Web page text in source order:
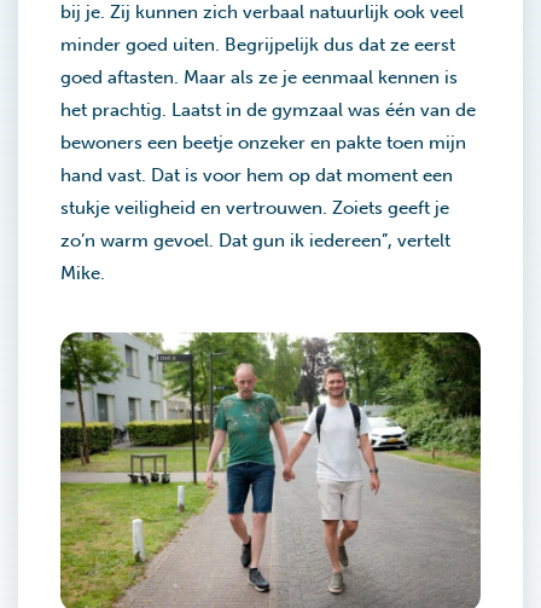
bij je. Zij kunnen zich verbaal natuurlijk ook veel
minder goed uiten. Begrijpelijk dus dat ze eerst
goed aftasten. Maar als ze je eenmaal kennen is
het prachtig. Laatst in de gymzaal was één van de
bewoners een beetje onzeker en pakte toen mijn
hand vast. Dat is voor hem op dat moment een
stukje veiligheid en vertrouwen. Zoiets geeft je
zo’n warm gevoel. Dat gun ik iedereen”, vertelt
Mike.